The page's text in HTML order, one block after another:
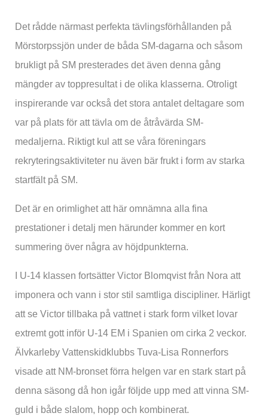
Det rådde närmast perfekta tävlingsförhållanden på
Mörstorpssjön under de båda SM-dagarna och såsom
brukligt på SM presterades det även denna gång
mängder av toppresultat i de olika klasserna. Otroligt
inspirerande var också det stora antalet deltagare som
var på plats för att tävla om de åtråvärda SM-
medaljerna. Riktigt kul att se våra föreningars
rekryteringsaktiviteter nu även bär frukt i form av starka
startfält på SM.
Det är en orimlighet att här omnämna alla fina
prestationer i detalj men härunder kommer en kort
summering över några av höjdpunkterna.
I U-14 klassen fortsätter Victor Blomqvist från Nora att
imponera och vann i stor stil samtliga discipliner. Härligt
att se Victor tillbaka på vattnet i stark form vilket lovar
extremt gott inför U-14 EM i Spanien om cirka 2 veckor.
Älvkarleby Vattenskidklubbs Tuva-Lisa Ronnerfors
visade att NM-bronset förra helgen var en stark start på
denna säsong då hon igår följde upp med att vinna SM-
guld i både slalom, hopp och kombinerat.